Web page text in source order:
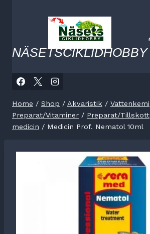
NÄSETSCIKLIDHOBBY
Home / Shop / Akvaristik / Vattenkemi
Preparat/Vitaminer / Preparat/Tillskott
medicin / Medicin Prof. Nematol 10ml